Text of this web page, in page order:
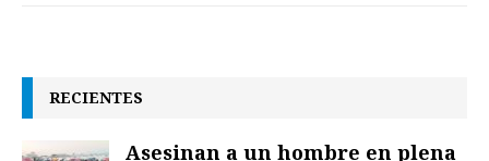
RECIENTES
Asesinan a un hombre en plena